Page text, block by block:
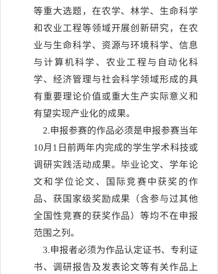
等重大选题，在农学、林学、生命科学
和农业工程等领域开展创新研究，在农
业与生命科学、资源与环境科学、信息
与计算机科学、农业工程与自动化科
学、经济管理与社会科学领域形成的具
有重要理论价值或重大生产实际意义和
有望实现产业化的成果。
2.申报参赛的作品必须是申报参赛当年
10月 1 日前两年内完成的学生学术科技或
调研实践活动成果。毕业论文、学年论
文和学位论文、国际竞赛中获奖的作
品、获国家级奖励成果（含参与过其他
全国性竞赛的获奖作品）等均不在申报
范围之列。
3.申报者必须为作品认定证书、专利证
书、调研报告及发表论文等有关作品上